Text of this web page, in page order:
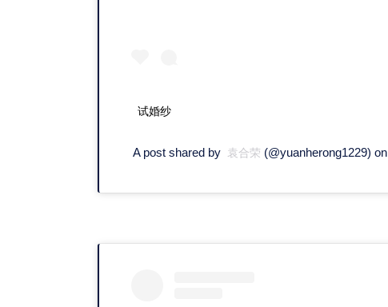
试婚纱
A post shared by 袁合荣 (@yuanherong1229) on